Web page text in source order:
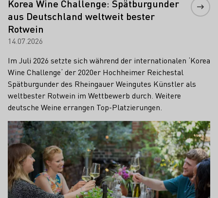
Korea Wine Challenge: Spätburgunder
aus Deutschland weltweit bester
Rotwein
14.07.2026
Im Juli 2026 setzte sich während der internationalen ‘Korea
Wine Challenge‘ der 2020er Hochheimer Reichestal
Spätburgunder des Rheingauer Weingutes Künstler als
weltbester Rotwein im Wettbewerb durch. Weitere
deutsche Weine errangen Top-Platzierungen.
Mehr erfahren